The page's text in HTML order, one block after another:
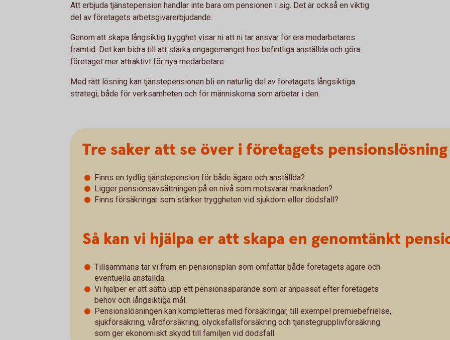
Att erbjuda tjänstepension handlar inte bara om pensionen i sig. Det är också en viktig
del av företagets arbetsgivarerbjudande.
Genom att skapa långsiktig trygghet visar ni att ni tar ansvar för era medarbetares
framtid. Det kan bidra till att stärka engagemanget hos befintliga anställda och göra
företaget mer attraktivt för nya medarbetare.
Med rätt lösning kan tjänstepensionen bli en naturlig del av företagets långsiktiga
strategi, både för verksamheten och för människorna som arbetar i den.
Tre saker att se över i företagets pensionslösning
Finns en tydlig tjänstepension för både ägare och anställda?
Ligger pensionsavsättningen på en nivå som motsvarar marknaden?
Finns försäkringar som stärker tryggheten vid sjukdom eller dödsfall?
Så kan vi hjälpa er att skapa en genomtänkt
Tillsammans tar vi fram en pensionsplan som omfattar både företagets ägare och
eventuella anställda.
Vi hjälper er att sätta upp ett pensionssparande som är anpassat efter företagets
behov och långsiktiga mål.
Pensionslösningen kan kompletteras med försäkringar, till exempel premiebefrielse,
sjukförsäkring, vårdförsäkring, olycksfallsförsäkring och tjänstegrupplivförsäkring
som ger ekonomiskt skydd till familjen vid dödsfall.